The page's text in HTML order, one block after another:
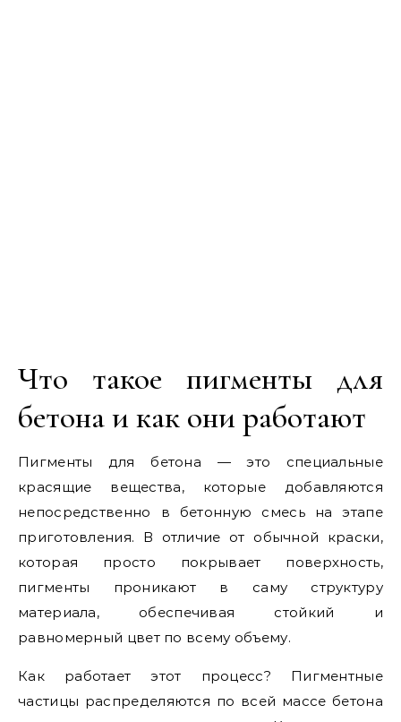
Что такое пигменты для
бетона и как они работают
Пигменты для бетона — это специальные
красящие вещества, которые добавляются
непосредственно в бетонную смесь на этапе
приготовления. В отличие от обычной краски,
которая просто покрывает поверхность,
пигменты проникают в саму структуру
материала, обеспечивая стойкий и
равномерный цвет по всему объему.
Как работает этот процесс? Пигментные
частицы распределяются по всей массе бетона